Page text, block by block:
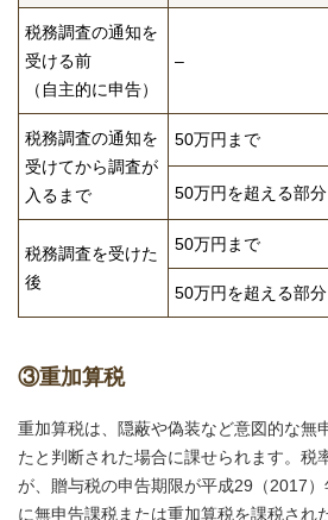
税務調査の通知を
受ける前
（自主的に申告）
–
税務調査の通知を
受けてから調査が
入るまで
50万円まで
50万円を超える部分
税務調査を受けた
後
50万円まで
50万円を超える部分
③重加算税
重加算税は、隠蔽や偽装など意図的な無
たと判断された場合に課せられます。税
が、贈与税の申告期限が平成29（2017
に無申告課税または重加算税を課税され